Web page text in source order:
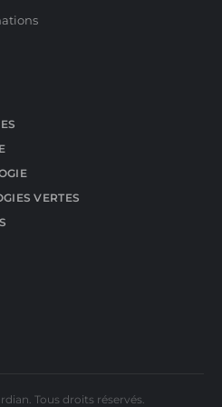
VERTES
Tous droits réservés.